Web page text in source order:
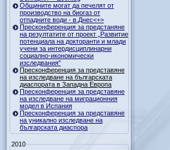
Общините могат да печелят от
производство на биогаз от
отпадните води - в.Днес<+>
Пресконференция за предстаняне
на резултатите от проект „Развитие
потенциала на докторанти и млади
учени за интердисциплинарни
социално-икономически
изследвания"
Пресконференция за представяне
на изследване на българската
диаспората в Западна Европа
Пресконференция за представяне
на изследване на миграционния
модел в Испания
Пресконференция за представяне
на уникално изследване на
българската диаспора
2010